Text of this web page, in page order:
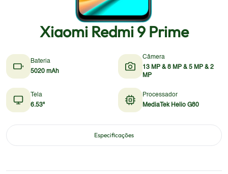
Xiaomi Redmi 9 Prime
Bateria
5020 mAh
Câmera
13 MP & 8 MP & 5 MP & 2
MP
Tela
6.53"
Processador
MediaTek Helio G80
Especificações